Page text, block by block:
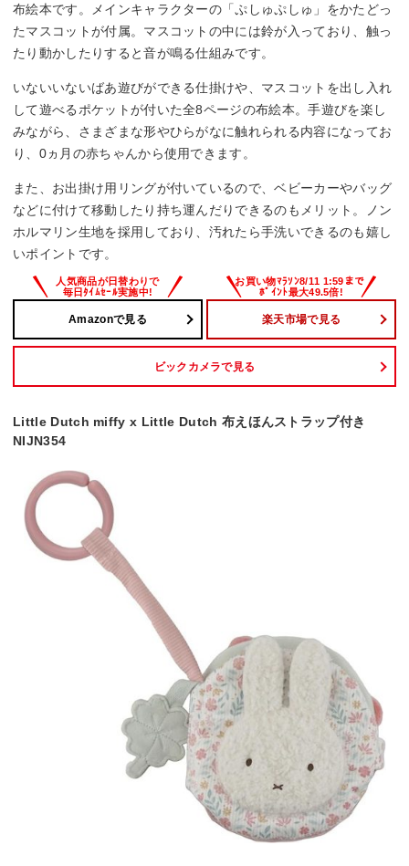
布絵本です。メインキャラクターの「ぷしゅぷしゅ」をかたどっ
たマスコットが付属。マスコットの中には鈴が入っており、触っ
たり動かしたりすると音が鳴る仕組みです。
いないいないばあ遊びができる仕掛けや、マスコットを出し入れ
して遊べるポケットが付いた全8ページの布絵本。手遊びを楽し
みながら、さまざまな形やひらがなに触れられる内容になってお
り、0ヵ月の赤ちゃんから使用できます。
また、お出掛け用リングが付いているので、ベビーカーやバッグ
などに付けて移動したり持ち運んだりできるのもメリット。ノン
ホルマリン生地を採用しており、汚れたら手洗いできるのも嬉し
いポイントです。
Amazonで見る 楽天市場で見る
ビックカメラで見る
Little Dutch miffy x Little Dutch 布えほんストラップ付き
NIJN354